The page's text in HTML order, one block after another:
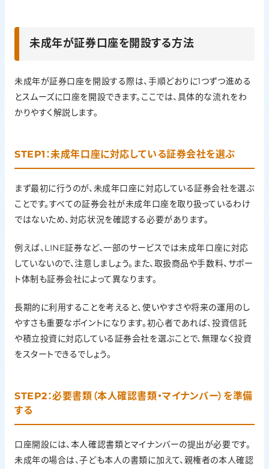
未成年が証券口座を開設する方法
未成年が証券口座を開設する際は、手順どおりに1つずつ進める
とスムーズに口座を開設できます。ここでは、具体的な流れをわ
かりやすく解説します。
STEP1：未成年口座に対応している証券会社を選ぶ
まず最初に行うのが、未成年口座に対応している証券会社を選ぶ
ことです。すべての証券会社が未成年口座を取り扱っているわけ
ではないため、対応状況を確認する必要があります。
例えば、LINE証券など、一部のサービスでは未成年口座に対応
していないので、注意しましょう。また、取扱商品や手数料、サポー
ト体制も証券会社によって異なります。
長期的に利用することを考えると、使いやすさや将来の運用のし
やすさも重要なポイントになります。初心者であれば、投資信託
や積立投資に対応している証券会社を選ぶことで、無理なく投資
をスタートできるでしょう。
STEP2：必要書類（本人確認書類・マイナンバー）を準備
する
口座開設には、本人確認書類とマイナンバーの提出が必要です。
未成年の場合は、子ども本人の書類に加えて、親権者の本人確認